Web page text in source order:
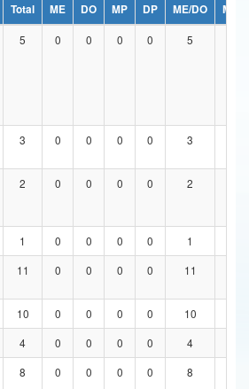
Inovações e Comunicações
Regional
dos Direitos Humanos
Total ME DO MP DP ME/DO
MP/
5 0 0 0 0 5
3 0 0 0 0 3
2 0 0 0 0 2
1 0 0 0 0 1
11 0 0 0 0 11
10 0 0 0 0 10
4 0 0 0 0 4
8 0 0 0 0 8